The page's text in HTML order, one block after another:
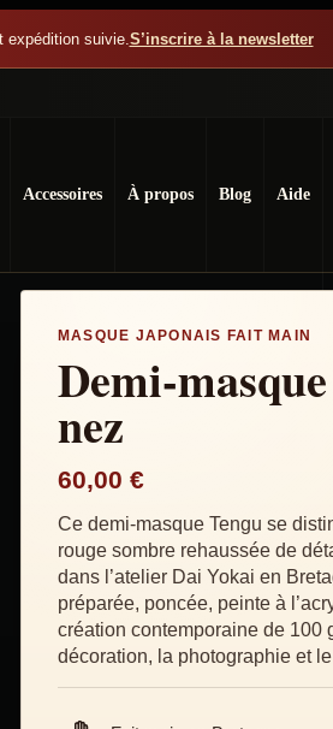
suivie. S’inscrire à la newsletter
Accessoires À propos Blog Aide
MASQUE JAPONAIS FAIT MAIN
Demi-
nez
60,00 €
Ce demi-masque Tengu se
rouge sombre rehaussée de
dans l’atelier Dai Yokai en
préparée, poncée, peinte à
création contemporaine de 100
décoration, la photographie et